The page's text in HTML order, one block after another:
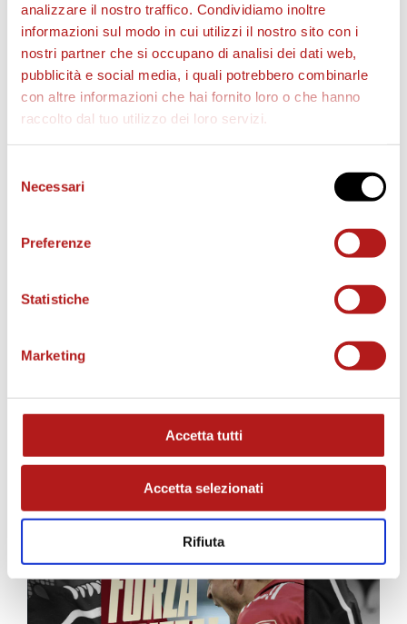
analizzare il nostro traffico. Condividiamo inoltre
informazioni sul modo in cui utilizzi il nostro sito con i
nostri partner che si occupano di analisi dei dati web,
pubblicità e social media, i quali potrebbero combinarle
con altre informazioni che hai fornito loro o che hanno
raccolto dal tuo utilizzo dei loro servizi.
delNecessari
Preferenze
Statistiche
Marketing
Accetta tutti
Accetta selezionati
Rifiuta
AS CITTADELLA STORE
MATCH PROGRAM